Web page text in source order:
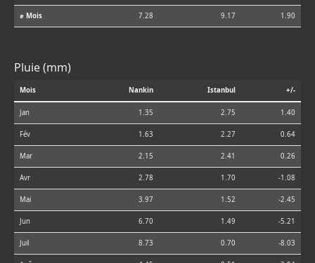
⌀ Mois 7.28 9.17 1.90
Pluie (mm)
Mois Nankin Istanbul +/-
Jan 1.35 2.75 1.40
Fév 1.63 2.27 0.64
Mar 2.15 2.41 0.26
Avr 2.78 1.70 -1.08
Mai 3.97 1.52 -2.45
Jun 6.70 1.49 -5.21
Juil 8.73 0.70 -8.03